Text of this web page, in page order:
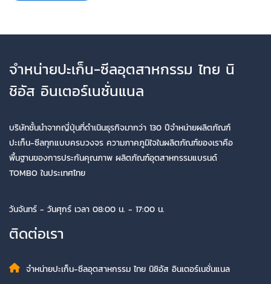
จำหน่ายปะเก็น-ซีลอุตสาหกรรม ไทย นิ
ชิอัส อินเตอร์เนชั่นแนล
บริษัทชั้นนำจากญี่ปุ่นที่ดำเนินธุรกิจมากว่า 130 ปีจำหน่ายผลิตภัณฑ์
ปะเก็น-ซีลทุกแบบครบวงจร ความภาคภูมิใจในผลิตภัณฑ์ของเราคือ
พื้นฐานของการประกันคุณภาพ ผลิตภัณฑ์อุตสาหกรรมแบรนด์
TOMBO ในประเทศไทย
วันจันทร์ - วันศุกร์ เวลา 08:00 น. - 17:00 น.
ติดต่อเรา
จำหน่ายปะเก็น-ซีลอุตสาหกรรม ไทย นิชิอัส อินเตอร์เนชั่นแนล